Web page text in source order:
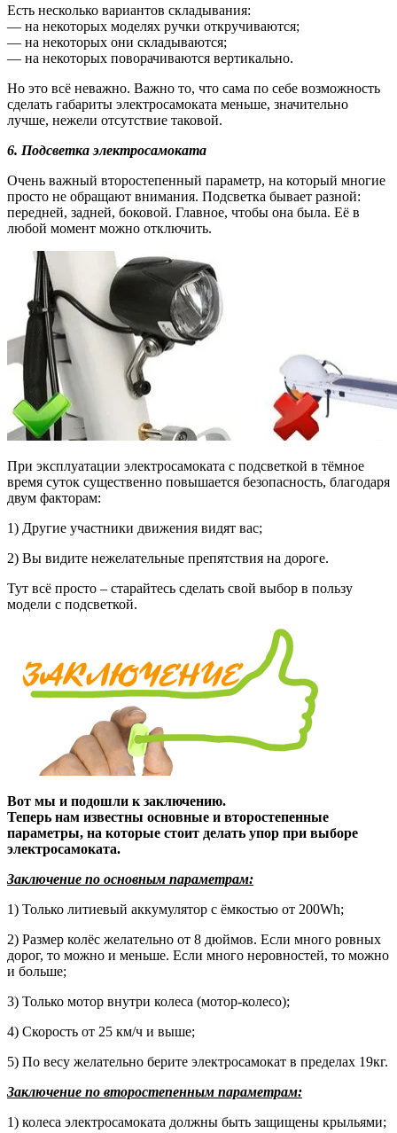
Есть несколько вариантов складывания:
— на некоторых моделях ручки откручиваются;
— на некоторых они складываются;
— на некоторых поворачиваются вертикально.
Но это всё неважно. Важно то, что сама по себе возможность
сделать габариты электросамоката меньше, значительно
лучше, нежели отсутствие таковой.
6. Подсветка электросамоката
Очень важный второстепенный параметр, на который многие
просто не обращают внимания. Подсветка бывает разной:
передней, задней, боковой. Главное, чтобы она была. Её в
любой момент можно отключить.
При эксплуатации электросамоката с подсветкой в тёмное
время суток существенно повышается безопасность, благодаря
двум факторам:
1) Другие участники движения видят вас;
2) Вы видите нежелательные препятствия на дороге.
Тут всё просто – старайтесь сделать свой выбор в пользу
модели с подсветкой.
Вот мы и подошли к заключению.
Теперь нам известны основные и второстепенные
параметры, на которые стоит делать упор при выборе
электросамоката.
Заключение по основным параметрам:
1) Только литиевый аккумулятор с ёмкостью от 200Wh;
2) Размер колёс желательно от 8 дюймов. Если много ровных
дорог, то можно и меньше. Если много неровностей, то можно
и больше;
3) Только мотор внутри колеса (мотор-колесо);
4) Скорость от 25 км/ч и выше;
5) По весу желательно берите электросамокат в пределах 19кг.
Заключение по второстепенным параметрам:
1) колеса электросамоката должны быть защищены крыльями;